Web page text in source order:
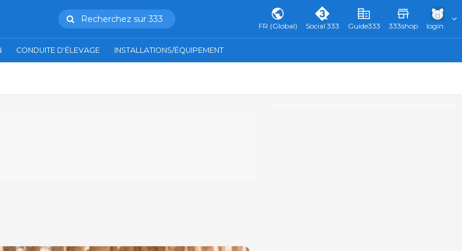
Recherchez sur 333
FR (Global) Social 333 Guide333 333shop login
CONDUITE D'ÉLEVAGE INSTALLATIONS/ÉQUIPEMENT